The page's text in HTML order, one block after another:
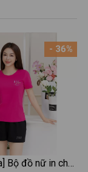
- 36%
Bộ đồ nữ in chữ